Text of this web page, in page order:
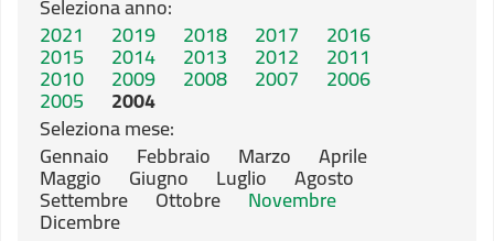
2021 2019 2018 2017 2016
2015 2014 2013 2012 2011
2010 2009 2008 2007 2006
2005 2004
Seleziona mese:
Gennaio Febbraio Marzo Aprile
Maggio Giugno Luglio Agosto
Settembre Ottobre Novembre
Dicembre